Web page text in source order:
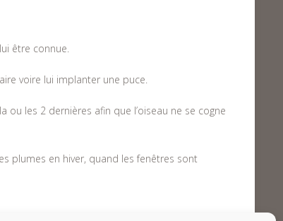
être connue.
voire lui implanter une puce.
ou les 2 dernières afin que l’oiseau ne se cogne
plumes en hiver, quand les fenêtres sont